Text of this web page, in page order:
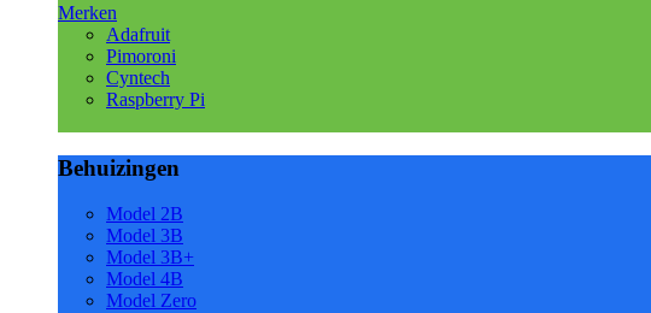
Merken
Adafruit
Pimoroni
Cyntech
Raspberry Pi
Behuizingen
Model 2B
Model 3B
Model 3B+
Model 4B
Model Zero